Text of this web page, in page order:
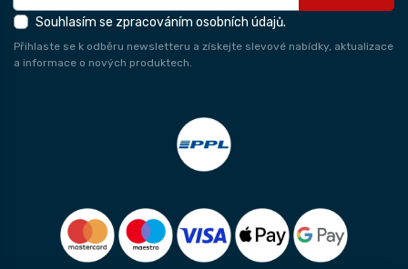
Souhlasím se zpracováním osobních údajů.
Přihlaste se k odběru newsletteru a získejte slevové nabídky, aktualizace
a informace o nových produktech.